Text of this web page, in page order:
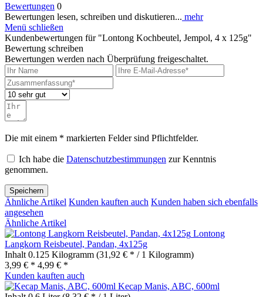
Bewertungen 0
Bewertungen lesen, schreiben und diskutieren... mehr
Menü schließen
Kundenbewertungen für "Lontong Kochbeutel, Jempol, 4 x 125g"
Bewertung schreiben
Bewertungen werden nach Überprüfung freigeschaltet.
Die mit einem * markierten Felder sind Pflichtfelder.
Ich habe die Datenschutzbestimmungen zur Kenntnis
genommen.
Speichern
Ähnliche Artikel Kunden kauften auch Kunden haben sich ebenfalls
angesehen
Ähnliche Artikel
Lontong
Langkorn Reisbeutel, Pandan, 4x125g
Inhalt 0.125 Kilogramm (31,92 € * / 1 Kilogramm)
3,99 € * 4,99 € *
Kunden kauften auch
Kecap Manis, ABC, 600ml